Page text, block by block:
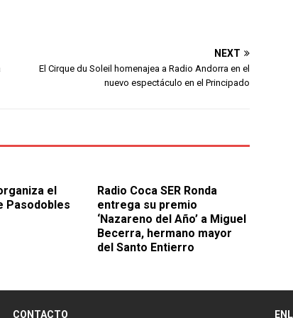
NEXT
El Cirque du Soleil homenajea a Radio Andorra en el
nuevo espectáculo en el Principado
el
Pasodobles
Radio Coca SER Ronda
entrega su premio
‘Nazareno del Año’ a Miguel
Becerra, hermano mayor
del Santo Entierro
CONTACTO